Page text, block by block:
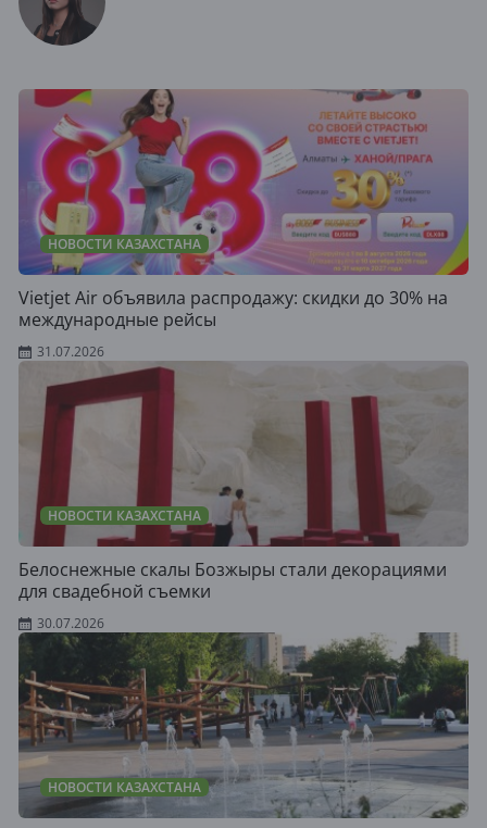
НОВОСТИ КАЗАХСТАНА
Vietjet Air объявила распродажу: скидки до 30% на
международные рейсы
31.07.2026
НОВОСТИ КАЗАХСТАНА
Белоснежные скалы Бозжыры стали декорациями
для свадебной съемки
30.07.2026
НОВОСТИ КАЗАХСТАНА